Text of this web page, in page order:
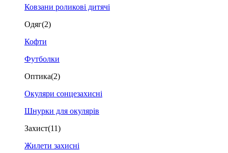
Ковзани роликові дитячі
Одяг(2)
Кофти
Футболки
Оптика(2)
Окуляри сонцезахисні
Шнурки для окулярів
Захист(11)
Жилети захисні